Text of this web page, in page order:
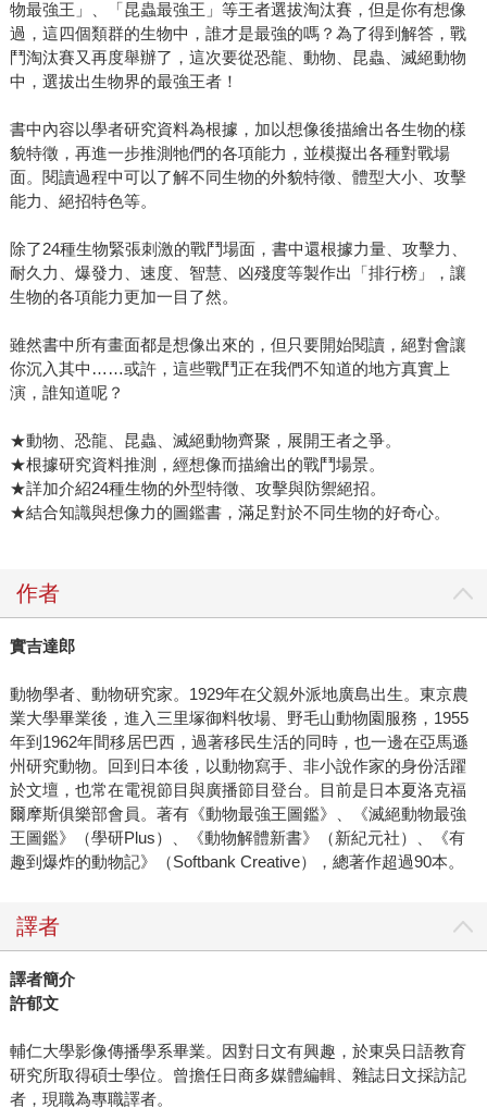
物最強王」、「昆蟲最強王」等王者選拔淘汰賽，但是你有想像
過，這四個類群的生物中，誰才是最強的嗎？為了得到解答，戰
鬥淘汰賽又再度舉辦了，這次要從恐龍、動物、昆蟲、滅絕動物
中，選拔出生物界的最強王者！
書中內容以學者研究資料為根據，加以想像後描繪出各生物的樣
貌特徵，再進一步推測牠們的各項能力，並模擬出各種對戰場
面。閱讀過程中可以了解不同生物的外貌特徵、體型大小、攻擊
能力、絕招特色等。
除了24種生物緊張刺激的戰鬥場面，書中還根據力量、攻擊力、
耐久力、爆發力、速度、智慧、凶殘度等製作出「排行榜」，讓
生物的各項能力更加一目了然。
雖然書中所有畫面都是想像出來的，但只要開始閱讀，絕對會讓
你沉入其中……或許，這些戰鬥正在我們不知道的地方真實上
演，誰知道呢？
★動物、恐龍、昆蟲、滅絕動物齊聚，展開王者之爭。
★根據研究資料推測，經想像而描繪出的戰鬥場景。
★詳加介紹24種生物的外型特徵、攻擊與防禦絕招。
★結合知識與想像力的圖鑑書，滿足對於不同生物的好奇心。
作者
實吉達郎
動物學者、動物研究家。1929年在父親外派地廣島出生。東京農
業大學畢業後，進入三里塚御料牧場、野毛山動物園服務，1955
年到1962年間移居巴西，過著移民生活的同時，也一邊在亞馬遜
州研究動物。回到日本後，以動物寫手、非小說作家的身份活躍
於文壇，也常在電視節目與廣播節目登台。目前是日本夏洛克福
爾摩斯俱樂部會員。著有《動物最強王圖鑑》、《滅絕動物最強
王圖鑑》（學研Plus）、《動物解體新書》（新紀元社）、《有
趣到爆炸的動物記》（Softbank Creative），總著作超過90本。
譯者
譯者簡介
許郁文
輔仁大學影像傳播學系畢業。因對日文有興趣，於東吳日語教育
研究所取得碩士學位。曾擔任日商多媒體編輯、雜誌日文採訪記
者，現職為專職譯者。